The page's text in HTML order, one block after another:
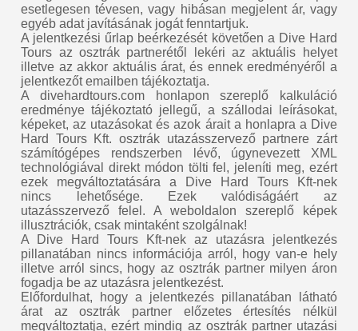
esetlegesen tévesen, vagy hibásan megjelent ár, vagy
egyéb adat javításának jogát fenntartjuk.
A jelentkezési űrlap beérkezését követően a Dive Hard
Tours az osztrák partnerétől lekéri az aktuális helyet
illetve az akkor aktuális árat, és ennek eredményéről a
jelentkezőt emailben tájékoztatja.
A divehardtours.com honlapon szereplő kalkuláció
eredménye tájékoztató jellegű, a szállodai leírásokat,
képeket, az utazásokat és azok árait a honlapra a Dive
Hard Tours Kft. osztrák utazásszervező partnere zárt
számítógépes rendszerben lévő, úgynevezett XML
technológiával direkt módon tölti fel, jeleníti meg, ezért
ezek megváltoztatására a Dive Hard Tours Kft-nek
nincs lehetősége. Ezek valódiságáért az
utazásszervező felel. A weboldalon szereplő képek
illusztrációk, csak mintaként szolgálnak!
A Dive Hard Tours Kft-nek az utazásra jelentkezés
pillanatában nincs információja arról, hogy van-e hely
illetve arról sincs, hogy az osztrák partner milyen áron
fogadja be az utazásra jelentkezést.
Előfordulhat, hogy a jelentkezés pillanatában látható
árat az osztrák partner előzetes értesítés nélkül
megváltoztatja, ezért mindig az osztrák partner utazási